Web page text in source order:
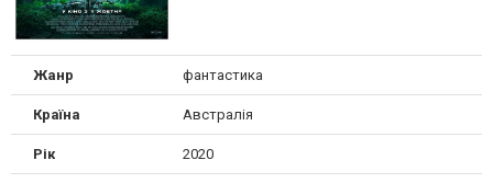
Жанр фантастика
Країна Австралія
Рік 2020